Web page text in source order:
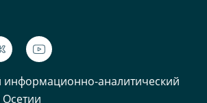
информационно-аналитический